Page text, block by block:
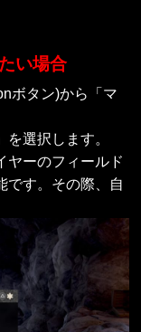
い場合
ボタン)から「マ
選択します。
ーのフィールド
です。その際、自